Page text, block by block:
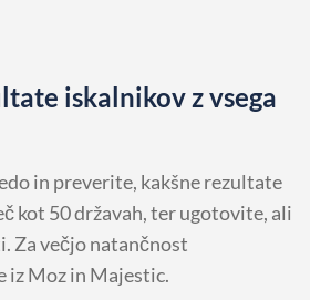
iskalnikov z vsega
in preverite, kakšne rezultate
kot 50 državah, ter ugotovite, ali
Za večjo natančnost
iz Moz in Majestic.